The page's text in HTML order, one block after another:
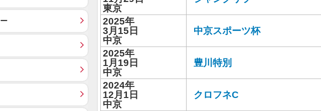
東京
2025年
3月15日
中京
中京スポーツ杯
2025年
1月19日
中京
豊川特別
2024年
12月1日
中京
クロフネC